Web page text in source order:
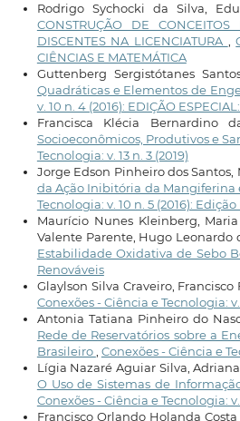
Rodrigo Sychocki da Silva,
CONSTRUÇÃO DE
DISCENTES NA LICENCIATURA ,
CIÊNCIAS E MATEMÁTICA
Guttenberg Sergistótanes
Quadráticas e Elementos de
v. 10 n. 4 (2016): EDIÇÃO
Francisca Klécia Bernardino
Socioeconômicos, Produtivos e
Tecnologia: v. 13 n. 3 (2019)
Jorge Edson Pinheiro dos
da Ação Inibitória da Mangiferina
Tecnologia: v. 10 n. 5 (2016):
Maurício Nunes Kleinberg,
Valente Parente, Hugo
Estabilidade Oxidativa de Sebo
Renováveis
Glaylson Silva Craveiro, Francisco
Conexões - Ciência e Tecnologia:
Antonia Tatiana Pinheiro do
Rede de Reservatórios sobre a
Brasileiro, Conexões - Ciência e
Lígia Nazaré Aguiar Silva,
O Uso de Sistemas de
Conexões - Ciência e Tecnologia: v.
Francisco Orlando Holanda